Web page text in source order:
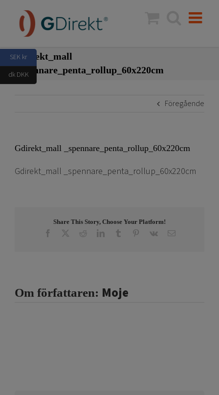
innehållet
Gdirekt_mall
_spennare_penta_rollup_60x220cm
Föregående
Gdirekt_mall _spennare_penta_rollup_60x220cm
Gdirekt_mall _spennare_penta_rollup_60x220cm
Share This Story, Choose Your Platform!
Facebook RedditLinkedInTumblr Pinterest
Vk E-
Om författaren: Moje
SEK kr
dk DKK